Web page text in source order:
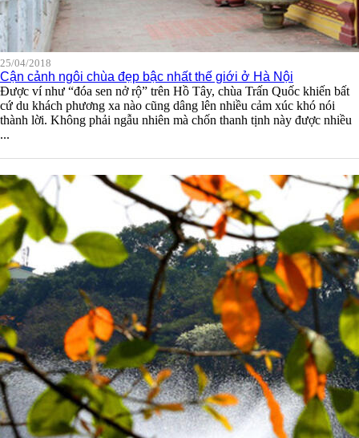
25/04/2018
Cận cảnh ngôi chùa đẹp bậc nhất thế giới ở Hà Nội
Được ví như “đóa sen nở rộ” trên Hồ Tây, chùa Trấn Quốc khiến bất
cứ du khách phương xa nào cũng dâng lên nhiều cảm xúc khó nói
thành lời. Không phải ngẫu nhiên mà chốn thanh tịnh này được nhiều
...